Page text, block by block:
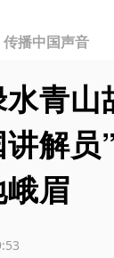
播中国声音
青山
解员
眉